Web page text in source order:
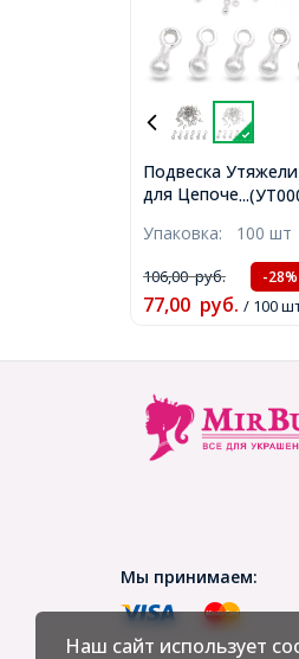
Подвеска
для Цепочек, Бус и
Серебро, 7х2.5мм,
1.5мм,
Упаковка: 100 шт
106,00руб. -28%
77,00 руб. / 100
Мы принимаем:
Наш сайт использует